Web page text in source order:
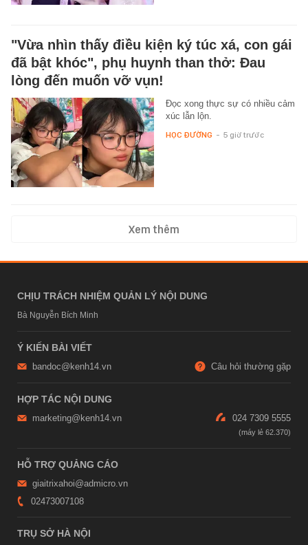
"Vừa nhìn thấy điều kiện ký túc xá, con gái
đã bật khóc", phụ huynh than thở: Đau
lòng đến muốn vỡ vụn!
Đọc xong thực sự có nhiều cảm
xúc lẫn lộn.
HỌC ĐƯỜNG - 5 giờ trước
Xem thêm
CHỊU TRÁCH NHIỆM QUẢN LÝ NỘI DUNG
Bà Nguyễn Bích Minh
Ý KIẾN BÀI VIẾT
bandoc@kenh14.vn Câu hỏi thường gặp
HỢP TÁC NỘI DUNG
marketing@kenh14.vn 024 7309 5555
HỖ TRỢ QUẢNG CÁO
giaitrixahoi@admicro.vn
02473007108
TRỤ SỞ HÀ NỘI